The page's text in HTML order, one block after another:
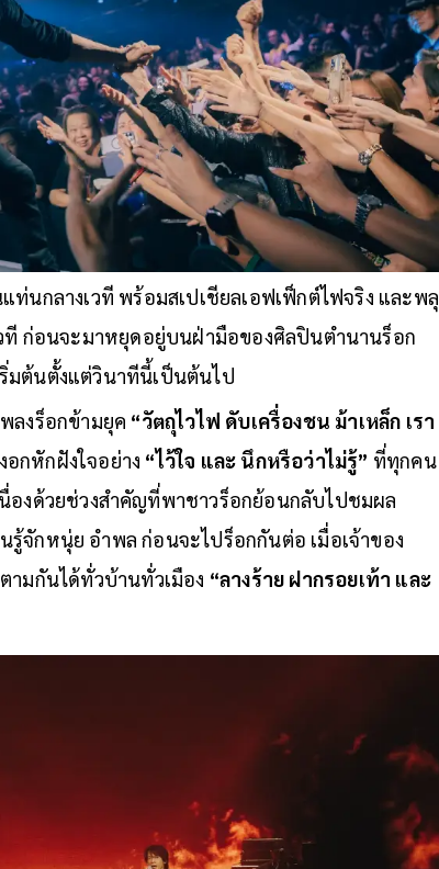
นกลางเวที พร้อมสเปเชียลเอฟเฟ็กต์ไฟจริง และพลุ
ที ก่อนจะมาหยุดอยู่บนฝ่ามือของศิลปินตำนานร็อก
มต้นตั้งแต่วินาทีนี้เป็นต้นไป
ลงร็อกข้ามยุค “วัตถุไวไฟ ดับเครื่องชน ม้าเหล็ก เรา
กหักฝังใจอย่าง “ไว้ใจ และ นึกหรือว่าไม่รู้” ที่ทุกคน
องด้วยช่วงสำคัญที่พาชาวร็อกย้อนกลับไปชมผล
จักหนุ่ย อำพล ก่อนจะไปร็อกกันต่อ เมื่อเจ้าของ
ามกันได้ทั่วบ้านทั่วเมือง “ลางร้าย ฝากรอยเท้า และ